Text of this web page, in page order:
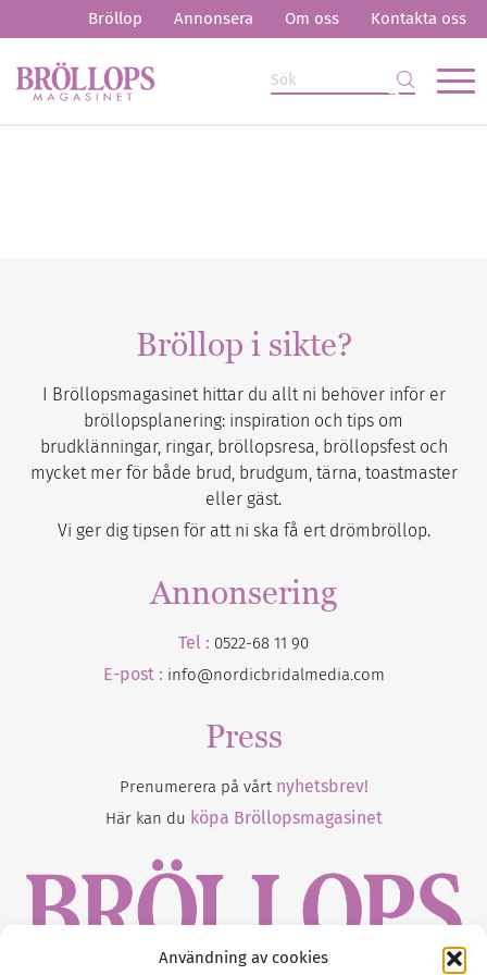
Användning av cookies
Bröllop Annonsera Om oss Kontakta oss
Bröllop i sikte?
I Bröllopsmagasinet hittar du allt ni behöver inför er
bröllopsplanering: inspiration och tips om
brudklänningar, ringar, bröllopsresa, bröllopsfest och
mycket mer för både brud, brudgum, tärna, toastmaster
eller gäst.
Vi ger dig tipsen för att ni ska få ert drömbröllop.
Annonsering
Tel : 0522-68 11 90
E-post : info@nordicbridalmedia.com
Press
Prenumerera på vårt nyhetsbrev!
Här kan du köpa Bröllopsmagasinet